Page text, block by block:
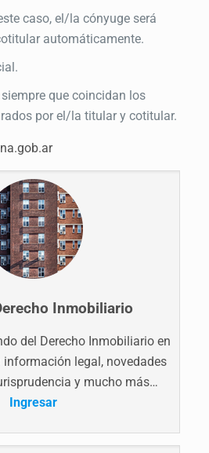
caso, el/la cónyuge será
automáticamente.
que coincidan los
por el/la titular y cotitular.
Inmobiliario
del Derecho Inmobiliario en
información legal, novedades
y mucho más…
Ingresar